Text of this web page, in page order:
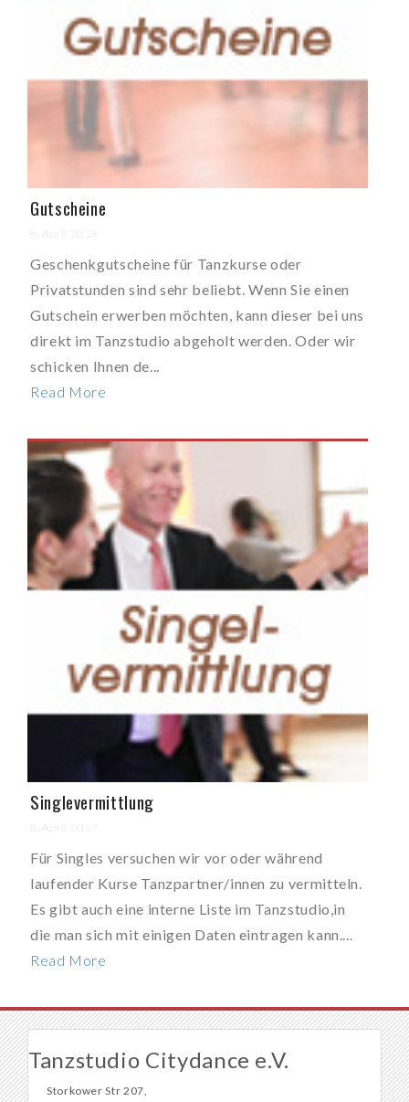
Gutscheine
8. April 2018
Geschenkgutscheine für Tanzkurse oder
Privatstunden sind sehr beliebt. Wenn Sie einen
Gutschein erwerben möchten, kann dieser bei uns
direkt im Tanzstudio abgeholt werden. Oder wir
schicken Ihnen de...
Read More
Singlevermittlung
8. April 2017
Für Singles versuchen wir vor oder während
laufender Kurse Tanzpartner/innen zu vermitteln.
Es gibt auch eine interne Liste im Tanzstudio,in
die man sich mit einigen Daten eintragen kann....
Read More
Tanzstudio Citydance e.V.
Storkower Str 207,